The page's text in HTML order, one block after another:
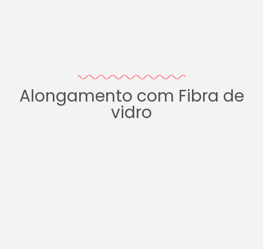
Alongamento com Fibra de
vidro